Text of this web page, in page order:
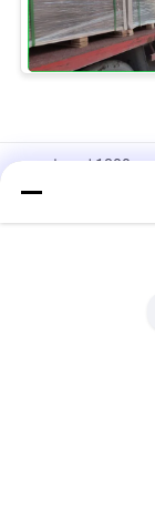
الأبيض للظرف العلوي